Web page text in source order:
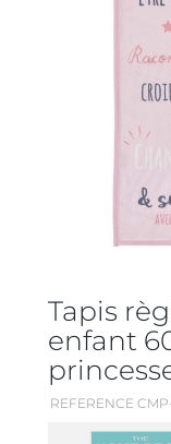
Tapis
enfant
REFERENCE